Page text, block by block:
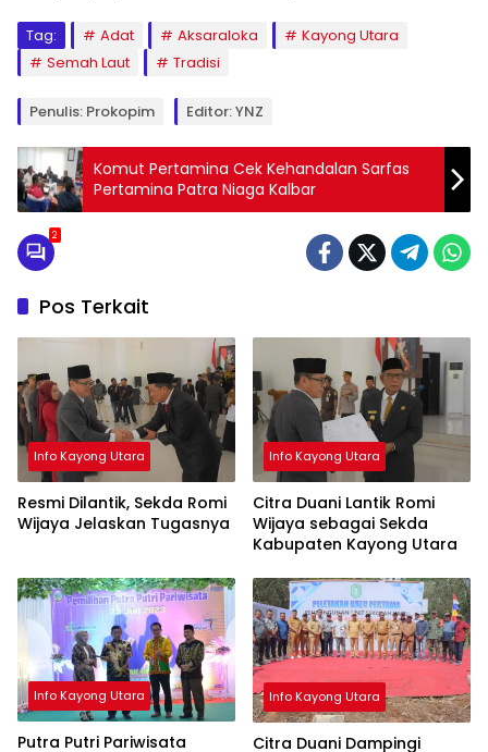
Tag: Adat Aksaraloka
Kayong Utara
Semah Laut
Tradisi
Penulis: Prokopim Editor: YNZ
Komut Pertamina Cek Kehandalan Sarfas
Pertamina Patra Niaga Kalbar
2
Pos Terkait
Info Kayong Utara
Resmi Dilantik, Sekda Romi
Wijaya Jelaskan Tugasnya
Info Kayong Utara
Citra Duani Lantik Romi
Wijaya sebagai Sekda
Kabupaten Kayong Utara
Info Kayong Utara
Putra Putri Pariwisata
Info Kayong Utara
Citra Duani Dampingi